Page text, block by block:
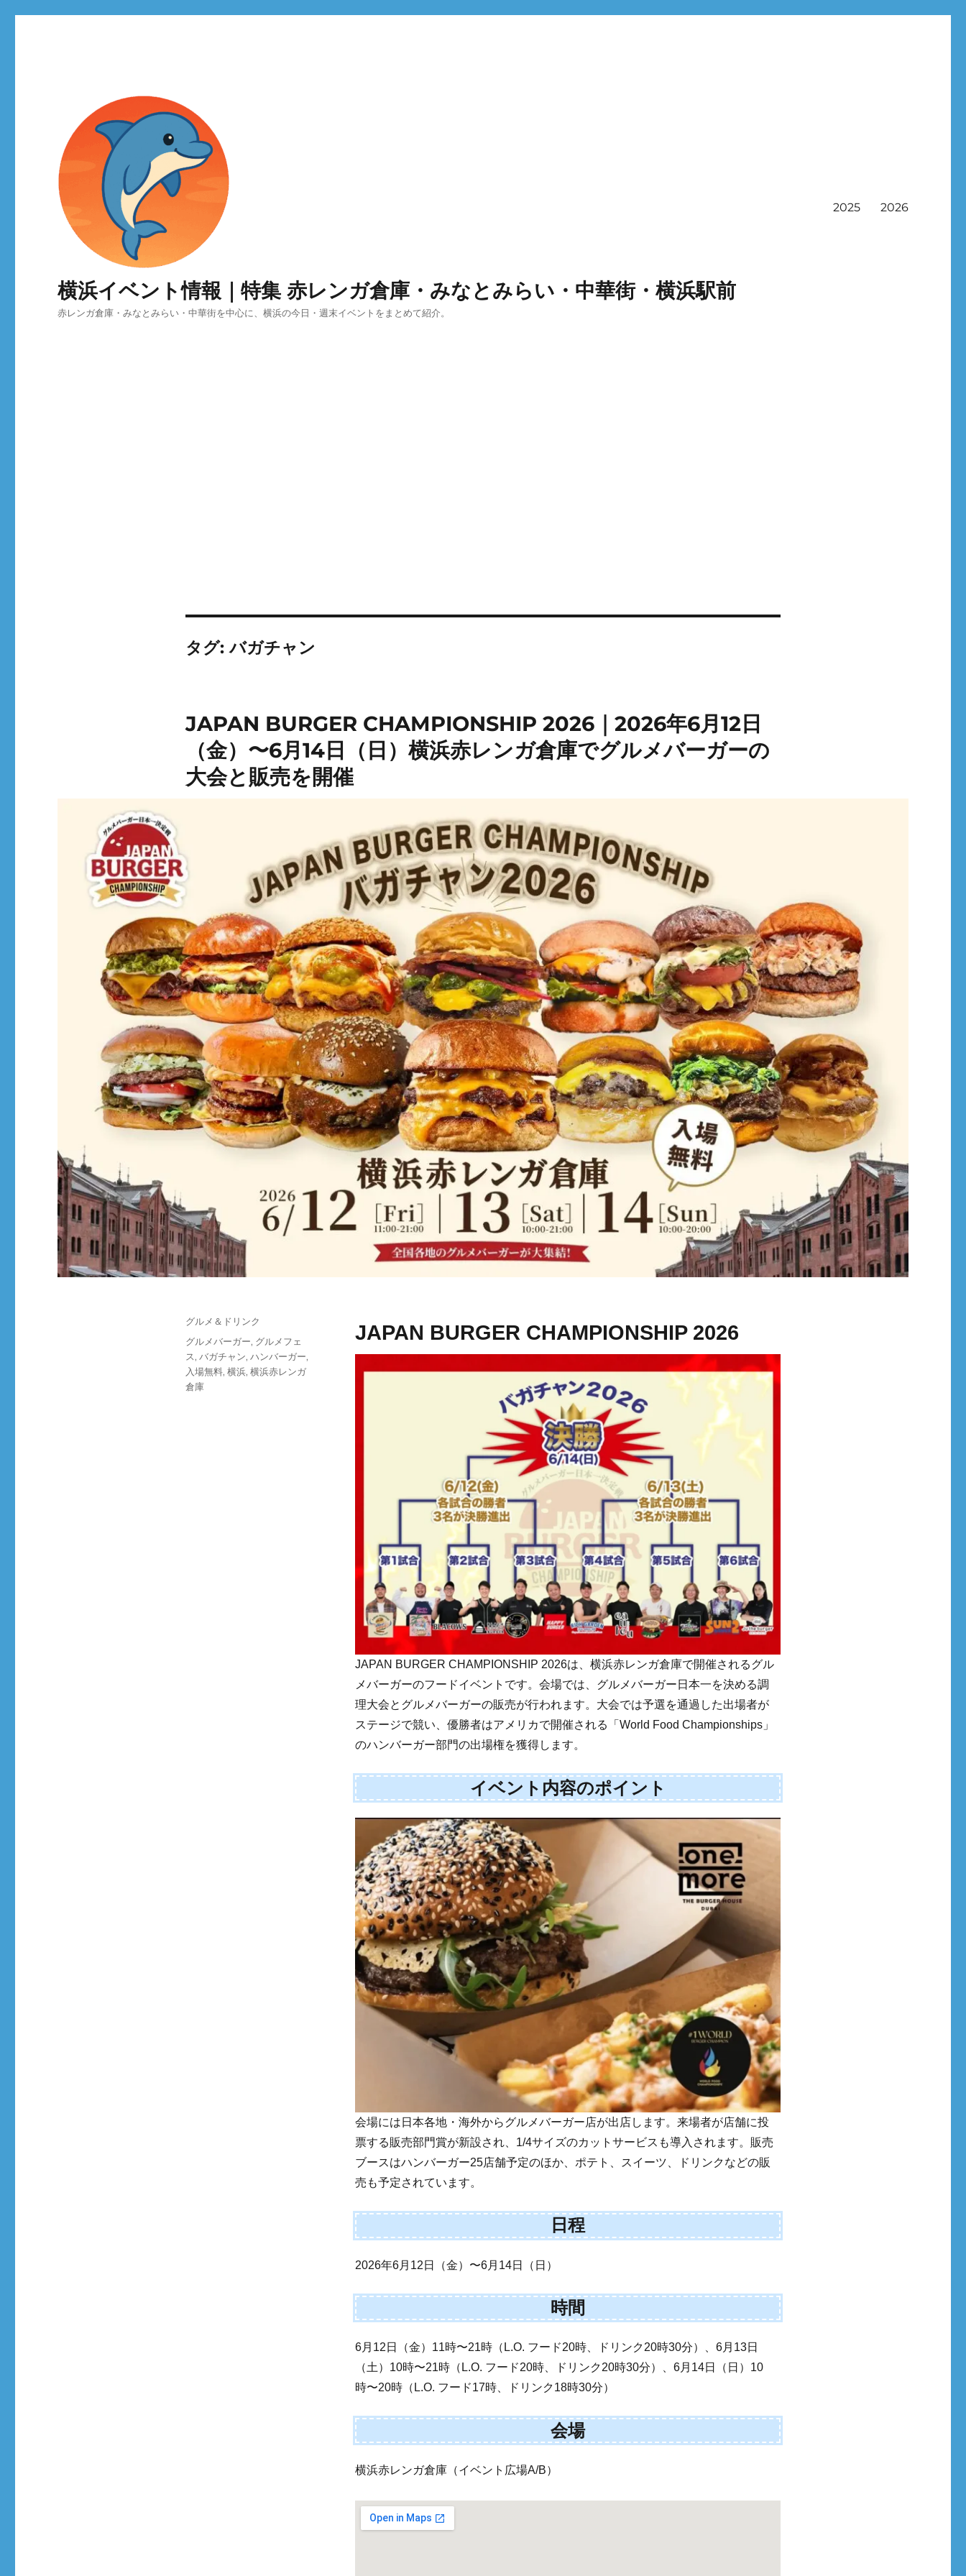
横浜イベント情報｜特集 赤レンガ倉庫・みなとみらい・中華街・横浜駅前
赤レンガ倉庫・みなとみらい・中華街を中心に、横浜の今日・週末イベントをまとめて紹介。
2025 2026
タグ:バガチャン
JAPAN BURGER CHAMPIONSHIP 2026｜2026年6月12日
（金）〜6月14日（日）横浜赤レンガ倉庫でグルメバーガーの
大会と販売を開催
JAPAN BURGER CHAMPIONSHIP 2026
JAPAN BURGER CHAMPIONSHIP 2026は、横浜赤レンガ倉庫で開催されるグル
メバーガーのフードイベントです。会場では、グルメバーガー日本一を決める調
理大会とグルメバーガーの販売が行われます。大会では予選を通過した出場者が
ステージで競い、優勝者はアメリカで開催される「World Food Championships」
のハンバーガー部門の出場権を獲得します。
イベント内容のポイント
会場には日本各地・海外からグルメバーガー店が出店します。来場者が店舗に投
票する販売部門賞が新設され、1/4サイズのカットサービスも導入されます。販売
ブースはハンバーガー25店舗予定のほか、ポテト、スイーツ、ドリンクなどの販
売も予定されています。
日程
2026年6月12日（金）〜6月14日（日）
時間
6月12日（金）11時〜21時（L.O. フード20時、ドリンク20時30分）、6月13日
（土）10時〜21時（L.O. フード20時、ドリンク20時30分）、6月14日（日）10
時〜20時（L.O. フード17時、ドリンク18時30分）
会場
横浜赤レンガ倉庫（イベント広場A/B）
投
稿
日:
カ
テ
ゴ
リ
ー
グルメ＆ドリンク
タ
グ
グルメバーガー, グルメフェ
ス, バガチャン, ハンバーガー,
入場無料, 横浜, 横浜赤レンガ
倉庫